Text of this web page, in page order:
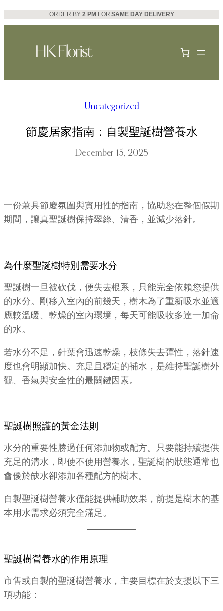
Skip
to
ORDER BY 2 PM FOR SAME DAY DELIVERY
Uncategorized
節慶居家指南：自製聖誕樹營養水
December 15, 2025
一份兼具節慶氛圍與實用性的指南，協助您在整個假期
期間，讓真聖誕樹保持翠綠、清香，並減少落針。
為什麼聖誕樹特別需要水分
聖誕樹一旦被砍伐，便失去根系，只能完全依賴您提供
的水分。剛移入室內的前幾天，樹木為了重新吸水並適
應較溫暖、乾燥的室內環境，每天可能吸收多達一加侖
的水。
若水分不足，針葉會迅速乾燥，枝條失去彈性，落針速
度也會明顯加快。充足且穩定的補水，是維持聖誕樹外
觀、香氣與安全性的最關鍵因素。
聖誕樹照護的黃金法則
水分的重要性勝過任何添加物或配方。只要能持續提供
充足的清水，即使不使用營養水，聖誕樹的狀態通常也
會優於缺水卻添加各種配方的樹木。
自製聖誕樹營養水僅能提供輔助效果，前提是樹木的基
本用水需求必須完全滿足。
聖誕樹營養水的作用原理
市售或自製的聖誕樹營養水，主要目標在於支援以下三
項功能：